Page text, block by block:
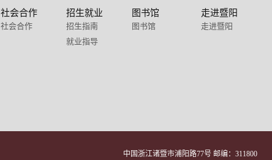
社会合作
社会合作
招生就业
招生指南
就业指导
图书馆
图书馆
走进暨阳
走进暨阳
中国浙江诸暨市浦阳路77号 邮编：311800